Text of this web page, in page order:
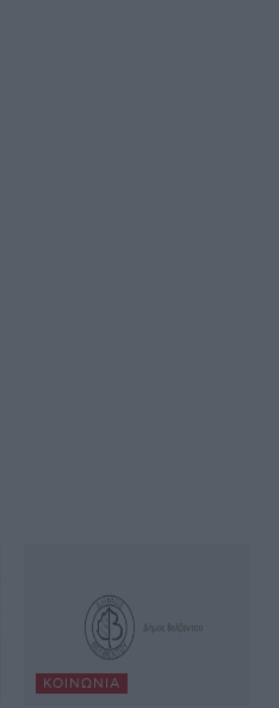
ΚΟΙΝΩΝΊΑ